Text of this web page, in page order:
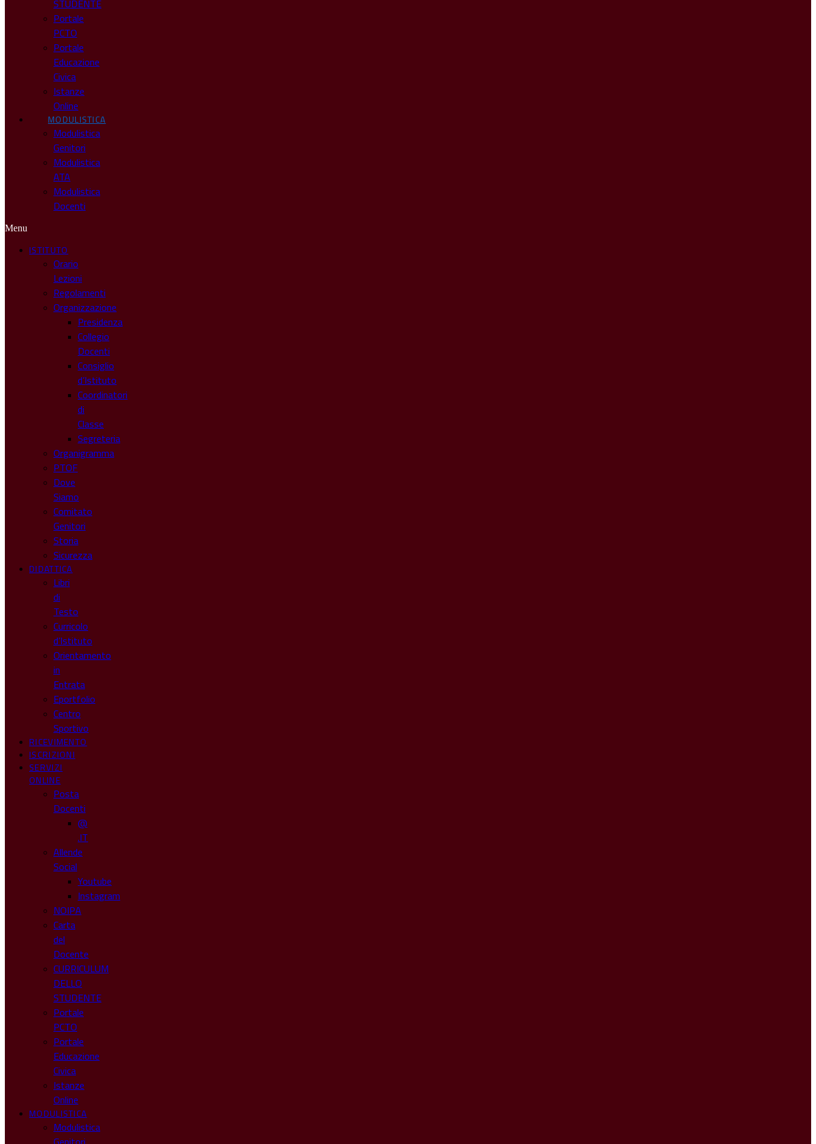
STUDENTE
Portale
PCTO
Portale
Educazione
Civica
Istanze
Online
MODULISTICA
Modulistica
Genitori
Modulistica
ATA
Modulistica
Docenti
Menu
ISTITUTO
Orario
Lezioni
Regolamenti
Organizzazione
Presidenza
Collegio
Docenti
Consiglio
d’Istituto
Coordinatori
di
Classe
Segreteria
Organigramma
PTOF
Dove
Siamo
Comitato
Genitori
Storia
Sicurezza
DIDATTICA
Libri
di
Testo
Curricolo
d’Istituto
Orientamento
in
Entrata
Eportfolio
Centro
Sportivo
RICEVIMENTO
ISCRIZIONI
SERVIZI
ONLINE
Posta
Docenti
@
.IT
Allende
Social
Youtube
Instagram
NOIPA
Carta
del
Docente
CURRICULUM
DELLO
STUDENTE
Portale
PCTO
Portale
Educazione
Civica
Istanze
Online
MODULISTICA
Modulistica